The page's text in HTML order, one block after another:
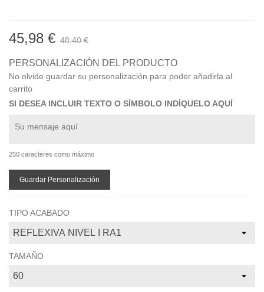
45,98 € 48,40 €
PERSONALIZACIÓN DEL PRODUCTO
No olvide guardar su personalización para poder añadirla al
carrito
SI DESEA INCLUIR TEXTO O SÍMBOLO INDÍQUELO AQUÍ
250 caracteres como máximo
Guardar Personalización
TIPO ACABADO
TAMAÑO